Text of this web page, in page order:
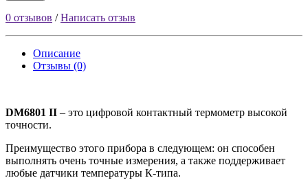
0 отзывов /Написать отзыв
Описание
Отзывы (0)
DM6801 II – это цифровой контактный термометр высокой
точности.
Преимущество этого прибора в следующем: он способен
выполнять очень точные измерения, а также поддерживает
любые датчики температуры К-типа.